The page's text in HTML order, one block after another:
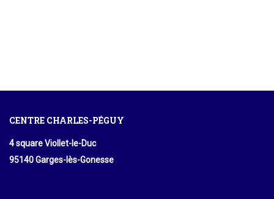
CENTRE CHARLES-PÉGUY
4 square Viollet-le-Duc
95140 Garges-lès-Gonesse